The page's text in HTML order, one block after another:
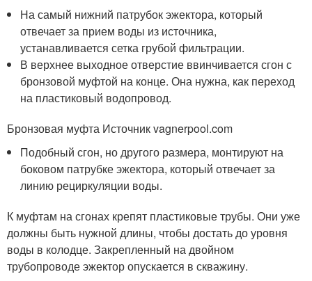
На самый нижний патрубок эжектора, который
отвечает за прием воды из источника,
устанавливается сетка грубой фильтрации.
В верхнее выходное отверстие ввинчивается сгон с
бронзовой муфтой на конце. Она нужна, как переход
на пластиковый водопровод.
Бронзовая муфта Источник vagnerpool.com
Подобный сгон, но другого размера, монтируют на
боковом патрубке эжектора, который отвечает за
линию рециркуляции воды.
К муфтам на сгонах крепят пластиковые трубы. Они уже
должны быть нужной длины, чтобы достать до уровня
воды в колодце. Закрепленный на двойном
трубопроводе эжектор опускается в скважину.